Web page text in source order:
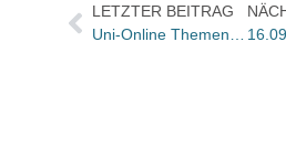
LETZTER BEITRAG